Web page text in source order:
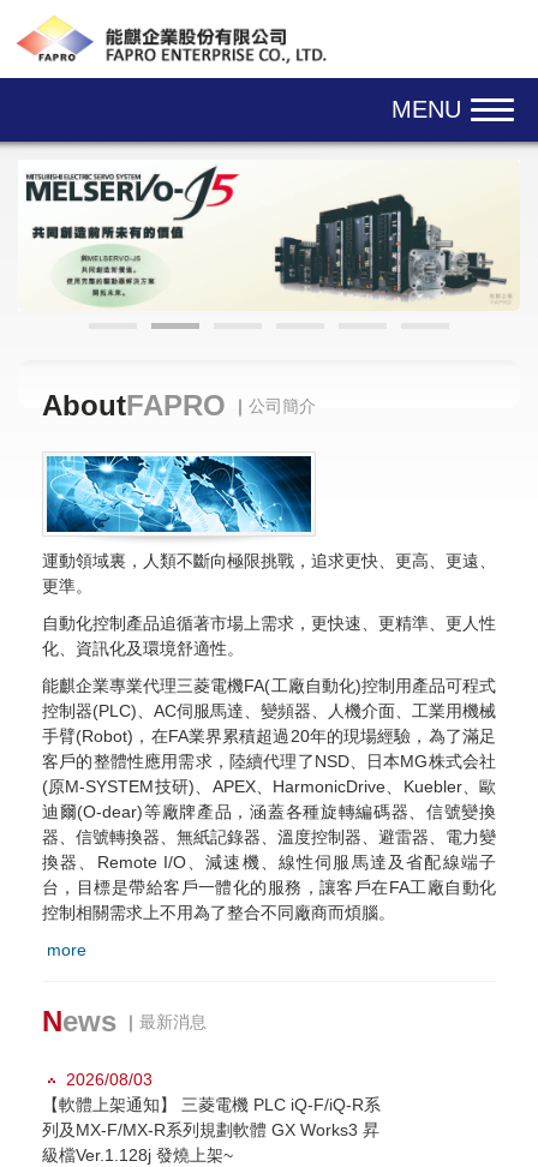
MENU
AboutFAPRO ｜ 公司簡介
運動領域裏，人類不斷向極限挑戰，追求更快、更高、更遠、
更準。
自動化控制產品追循著市場上需求，更快速、更精準、更人性
化、資訊化及環境舒適性。
能麒企業專業代理三菱電機FA(工廠自動化)控制用產品可程式
控制器(PLC)、AC伺服馬達、變頻器、人機介面、工業用機械
手臂(Robot)，在FA業界累積超過20年的現場經驗，為了滿足
客戶的整體性應用需求，陸續代理了NSD、日本MG株式会社
(原M-SYSTEM技研)、APEX、HarmonicDrive、Kuebler、歐
迪爾(O-dear)等廠牌產品，涵蓋各種旋轉編碼器、信號變換
器、信號轉換器、無紙記錄器、溫度控制器、避雷器、電力變
換器、Remote I/O、減速機、線性伺服馬達及省配線端子
台，目標是帶給客戶一體化的服務，讓客戶在FA工廠自動化
控制相關需求上不用為了整合不同廠商而煩腦。
more
News ｜ 最新消息
2026/08/03
【軟體上架通知】 三菱電機 PLC iQ-F/iQ-R系
列及MX-F/MX-R系列規劃軟體 GX Works3 昇
級檔Ver.1.128j 發燒上架~